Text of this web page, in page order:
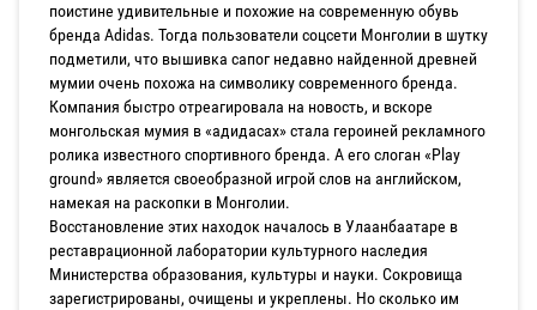
поистине удивительные и похожие на современную обувь
бренда Adidas. Тогда пользователи соцсети Монголии в шутку
подметили, что вышивка сапог недавно найденной древней
мумии очень похожа на символику современного бренда.
Компания быстро отреагировала на новость, и вскоре
монгольская мумия в «адидасах» стала героиней рекламного
ролика известного спортивного бренда. А его слоган «Play
ground» является своеобразной игрой слов на английском,
намекая на раскопки в Монголии.
Восстановление этих находок началось в Улаанбаатаре в
реставрационной лаборатории культурного наследия
Министерства образования, культуры и науки. Сокровища
зарегистрированы, очищены и укреплены. Но сколько им